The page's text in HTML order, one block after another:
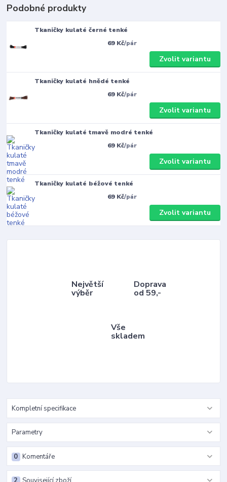
Podobné produkty
Tkaničky kulaté černé tenké
69 Kč/pár
Zvolit variantu
Tkaničky kulaté hnědé tenké
69 Kč/pár
Zvolit variantu
Tkaničky kulaté tmavě modré tenké
69 Kč/pár
Zvolit variantu
Tkaničky kulaté béžové tenké
69 Kč/pár
Zvolit variantu
Největší
výběr
Doprava
od 59,-
Vše
skladem
Kompletní specifikace
Parametry
Komentáře
0